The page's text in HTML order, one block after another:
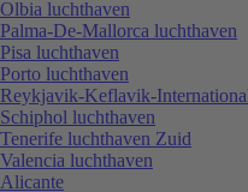
Olbia luchthaven
Palma-De-Mallorca luchthaven
Pisa luchthaven
Porto luchthaven
Reykjavik-Keflavik-
Schiphol luchthaven
Tenerife luchthaven Zuid
Valencia luchthaven
Alicante